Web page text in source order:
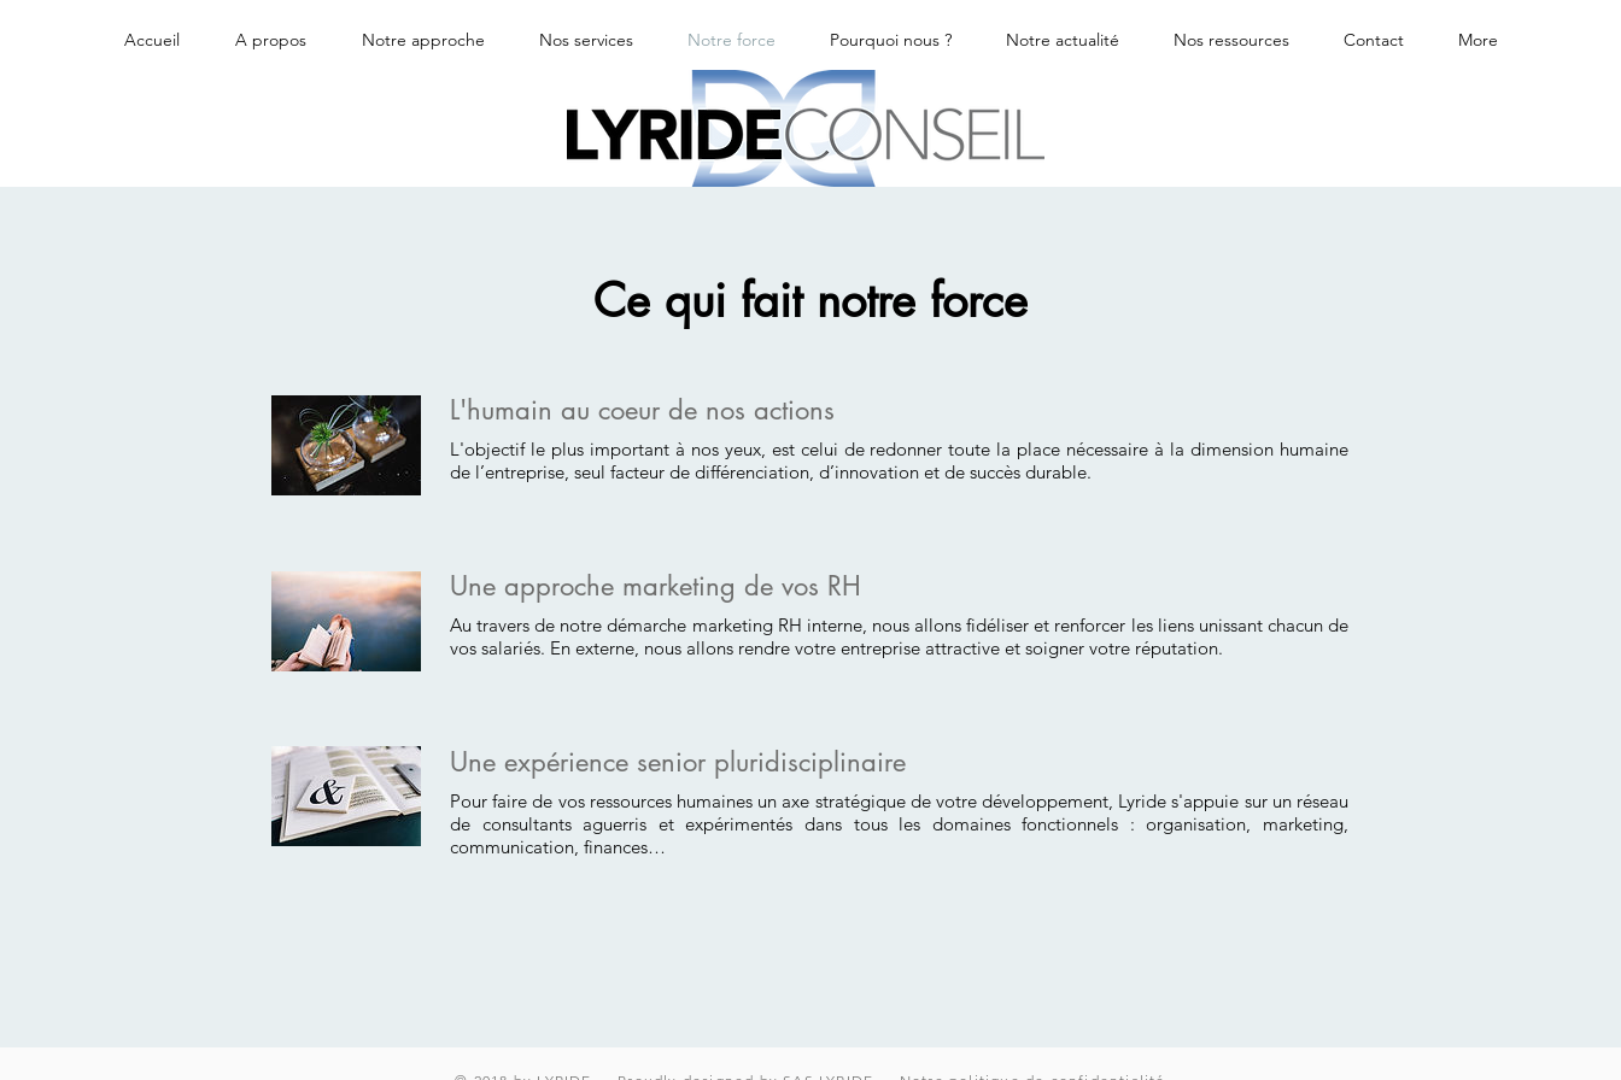
Accueil A propos Notre approche Nos services Notre force Pourquoi nous ? Notre actualité Nos ressources Contact More
Ce qui fait notre force
L'humain au coeur de nos actions
L'objectif le plus important à nos yeux, est celui de redonner toute la place nécessaire à la dimension humaine
de l’entreprise, seul facteur de différenciation, d’innovation et de succès durable.
Une approche marketing de vos RH
Au travers de notre démarche marketing RH interne, nous allons fidéliser et renforcer les liens unissant chacun de
vos salariés. En externe, nous allons rendre votre entreprise attractive et soigner votre réputation.
Une expérience senior pluridisciplinaire
Pour faire de vos ressources humaines un axe stratégique de votre développement, Lyride s'appuie sur un réseau
de consultants aguerris et expérimentés dans tous les domaines fonctionnels : organisation, marketing,
communication, finances…